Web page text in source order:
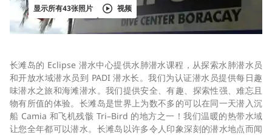
显示所有43张照片 视频
长滩岛的 Eclipse 潜水中心提供水肺潜水课程，从探索水肺潜水员
和开放水域潜水员到 PADI 潜水长。我们为认证潜水员提供每日趣
味潜水之旅和海滩潜水。我们提供安全、有趣、探索性强、难忘且
物有所值的体验。长滩岛是世界上为数不多的可以在同一天潜入沉
船 Camia 和飞机残骸 Tri–Bird 的地方之一！我们温暖的热带水域
让您全年都可以潜水。长滩岛以许多令人印象深刻的潜水地点而闻